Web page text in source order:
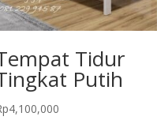
Tidur
Putih
4,100,000